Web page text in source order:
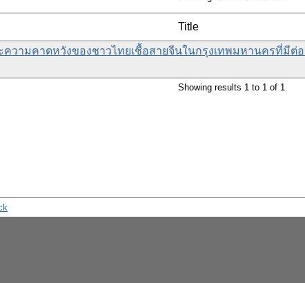
Title
วามคาดหวังของชาวไทยเชื้อสายจีนในกรุงเทพมหานครที่มีต่
Showing results 1 to 1 of 1